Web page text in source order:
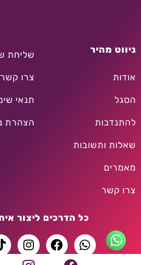
ניווט מהיר
אודות
הסגל
להתנדבות
שאלות ותשובות
מאמרים
צרו קשר
שליחת
צרו קשר
תנאי
הצהרת
כל הדרכים ליצור